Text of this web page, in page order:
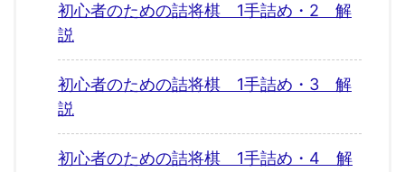
初心者のための詰将棋 1手詰め・2 解
説
初心者のための詰将棋 1手詰め・3 解
説
初心者のための詰将棋 1手詰め・4 解